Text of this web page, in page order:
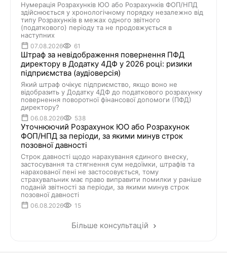
Нумерація Розрахунків ЮО або Розрахунків ФОП/НПД
здійснюється у хронологічному порядку незалежно від
типу Розрахунків в межах одного звітного
(податкового) періоду та не продовжується в
наступних
07.08.2026 61
Штраф за невідображення повернення ПФД
директору в Додатку 4ДФ у 2026 році: ризики
підприємства (аудіоверсія)
Який штраф очікує підприємство, якщо воно не
відобразить у Додатку 4ДФ до податкового розрахунку
повернення поворотної фінансової допомоги (ПФД)
директору?
06.08.2026 538
Уточнюючий Розрахунок ЮО або Розрахунок
ФОП/НПД за періоди, за якими минув строк
позовної давності
Строк давності щодо нарахування єдиного внеску,
застосування та стягнення сум недоїмки, штрафів та
нарахованої пені не застосовується, тому
страхувальник має право виправити помилки у раніше
поданій звітності за періоди, за якими минув строк
позовної давності
06.08.2026 15
Більше консультацій